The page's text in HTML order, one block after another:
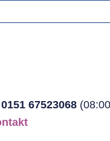
0151 67523068